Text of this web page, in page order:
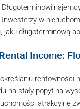
w
i długoterminową
Income:
rentowności
na stały popyt na
atrakcyjne